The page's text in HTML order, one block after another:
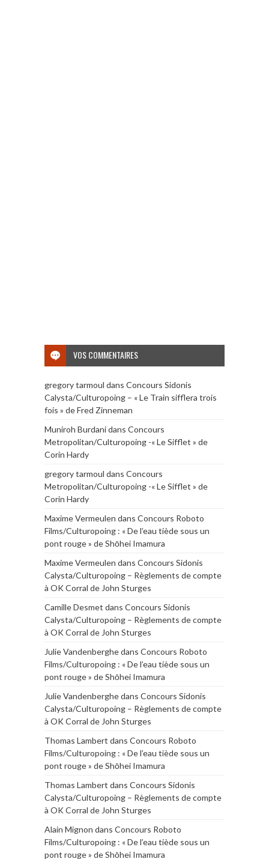
VOS COMMENTAIRES
gregory tarmoul dans Concours Sidonis
Calysta/Culturopoing – « Le Train sifflera trois
fois » de Fred Zinneman
Muniroh Burdanidans Concours
Metropolitan/Culturopoing -« Le Sifflet » de
Corin Hardy
gregory tarmoul dans Concours
Metropolitan/Culturopoing -« Le Sifflet » de
Corin Hardy
Maxime Vermeulen dans Concours Roboto
Films/Culturopoing : « De l’eau tiède sous un
pont rouge » de Shōhei Imamura
Maxime Vermeulen dans Concours Sidonis
Calysta/Culturopoing – Règlements de compte
à OK Corral de John Sturges
Camille Desmet dans Concours Sidonis
Calysta/Culturopoing – Règlements de compte
à OK Corral de John Sturges
Julie Vandenberghedans Concours Roboto
Films/Culturopoing : « De l’eau tiède sous un
pont rouge » de Shōhei Imamura
Julie Vandenberghedans Concours Sidonis
Calysta/Culturopoing – Règlements de compte
à OK Corral de John Sturges
Thomas Lambert dans Concours Roboto
Films/Culturopoing : « De l’eau tiède sous un
pont rouge » de Shōhei Imamura
Thomas Lambert dans Concours Sidonis
Calysta/Culturopoing – Règlements de compte
à OK Corral de John Sturges
Alain Mignon dans Concours Roboto
Films/Culturopoing : « De l’eau tiède sous un
pont rouge » de Shōhei Imamura